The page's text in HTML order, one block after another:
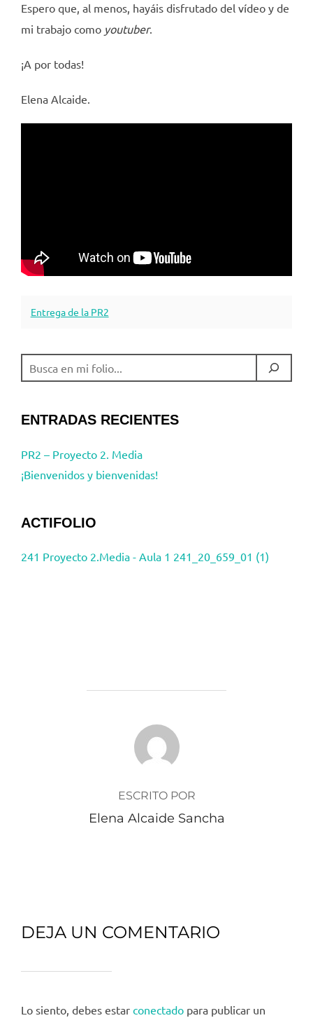
Espero que, al menos, hayáis disfrutado del vídeo y de
mi trabajo como youtuber.
¡A por todas!
Elena Alcaide.
Entrega de la PR2
BUSCAR
ENTRADAS RECIENTES
PR2 – Proyecto 2. Media
¡Bienvenidos y bienvenidas!
ACTIFOLIO
241 Proyecto 2.Media - Aula 1 241_20_659_01 (1)
AUTOR DE LA PUBLICACIÓN
ESCRITO POR
Elena Alcaide Sancha
DEJA UN COMENTARIO
Lo siento, debes estar conectado para publicar un